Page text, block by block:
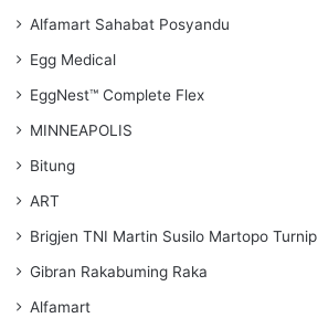
Alfamart Sahabat Posyandu
Egg Medical
EggNest™ Complete Flex
MINNEAPOLIS
Bitung
ART
Brigjen TNI Martin Susilo Martopo Turnip
Gibran Rakabuming Raka
Alfamart